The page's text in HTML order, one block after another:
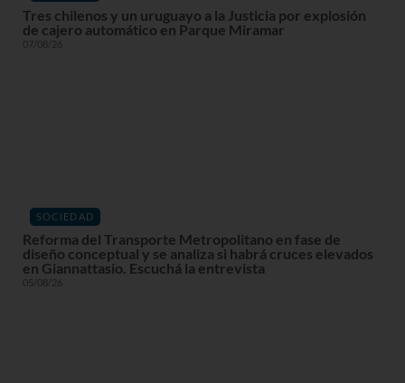
Tres chilenos y un uruguayo a la Justicia por explosión
de cajero automático en Parque Miramar
07/08/26
SOCIEDAD
Reforma del Transporte Metropolitano en fase de
diseño conceptual y se analiza si habrá cruces elevados
en Giannattasio. Escuchá la entrevista
05/08/26